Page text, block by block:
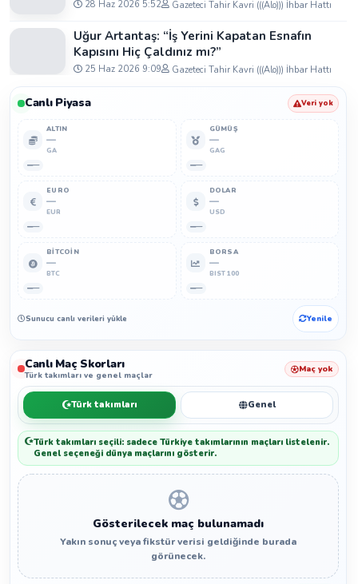
28 Haz 2026 5:52 Gazeteci Tahir Kavri (((Alo))) İhbar Hattı
Uğur Artantaş: “İş Yerini Kapatan Esnafın
Kapısını Hiç Çaldınız mı?”
25 Haz 2026 9:09 Gazeteci Tahir Kavri (((Alo))) İhbar Hattı
Canlı Piyasa Veri yok
ALTIN
—
GA
—
GÜMÜŞ
—
GAG
—
EURO
—
EUR
—
DOLAR
—
USD
—
BITCOIN
—
BTC
—
BORSA
—
BIST 100
—
Sunucu canlı verileri yükleyemedi. Yenile
Canlı Maç Skorları
Türk takımları ve genel maçlar
Maç yok
Türk takımları Genel
Türk takımları seçili: sadece Türkiye takımlarının maçları listelenir.
Genel seçeneği dünya maçlarını gösterir.
Gösterilecek maç bulunamadı
Yakın sonuç veya fikstür verisi geldiğinde burada
görünecek.